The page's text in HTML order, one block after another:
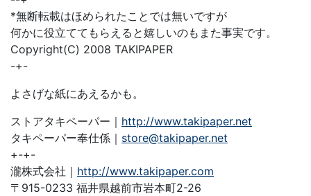
*無断転載はほめられたことでは無いですが
何かに役立ててもらえると嬉しいのもまた事実です。
Copyright(C) 2008 TAKIPAPER
-+-
よさげな紙にあえるかも。
ストアタキペーパー｜ http://www.takipaper.net
タキペーパー奉仕係｜ store@takipaper.net
+-+-
瀧株式会社｜ http://www.takipaper.com
〒915-0233 福井県越前市岩本町2-26